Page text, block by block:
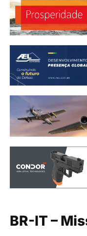
BR-IT –